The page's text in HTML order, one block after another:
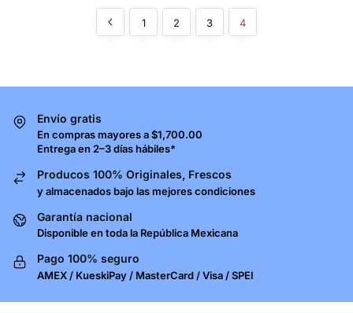
1 2 3 4
Envío gratis
En compras mayores a $1,700.00
Entrega en 2–3 días hábiles*
Producos 100% Originales, Frescos
y almacenados bajo las mejores condiciones
Garantía nacional
Disponible en toda la República Mexicana
Pago 100% seguro
AMEX / KueskiPay / MasterCard / Visa / SPEI